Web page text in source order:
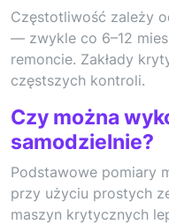
Częstotliwość zależy
— zwykle co 6–12
remoncie. Zakłady
częstszych kontroli.
Czy można
samodzielnie?
Podstawowe pomiary
przy użyciu prostych
maszyn krytycznych